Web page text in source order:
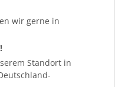
wir gerne in
Standort in